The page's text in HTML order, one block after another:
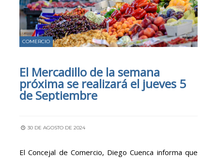
COMERCIO
El Mercadillo de la semana
próxima se realizará el jueves 5
de Septiembre
30 DE AGOSTO DE 2024
El Concejal de Comercio, Diego Cuenca informa que